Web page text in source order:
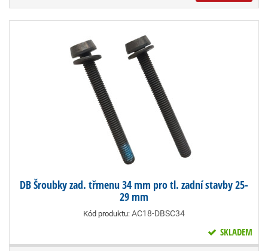
DB Šroubky zad. třmenu 34 mm pro tl. zadní stavby 25-
29 mm
Kód produktu: AC18-DBSC34
SKLADEM